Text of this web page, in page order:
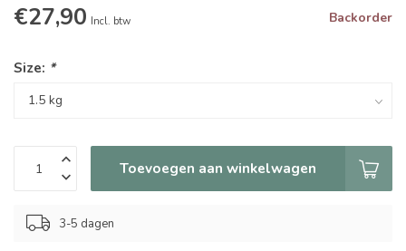
€27,90 Incl. btw Backorder
Size: *
Toevoegen aan winkelwagen
3-5 dagen